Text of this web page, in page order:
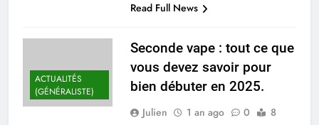
Read Full News
ACTUALITÉS
(GÉNÉRALISTE)
Seconde vape : tout ce que
vous devez savoir pour
bien débuter en 2025.
Julien 1 an ago 0
8